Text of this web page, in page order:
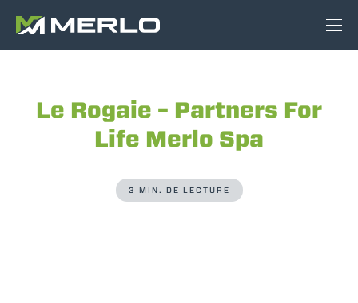
Le Rogaie – Partners For
Life Merlo Spa
3 MIN. DE LECTURE